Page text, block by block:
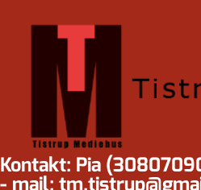
Kontakt: Pia
- mail: